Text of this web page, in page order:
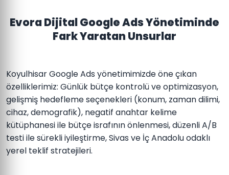
Evora Dijital Google Ads Yönetiminde
Fark Yaratan Unsurlar
Koyulhisar Google Ads yönetimimizde öne çıkan
özelliklerimiz: Günlük bütçe kontrolü ve optimizasyon,
gelişmiş hedefleme seçenekleri (konum, zaman dilimi,
cihaz, demografik), negatif anahtar kelime
kütüphanesi ile bütçe israfının önlenmesi, düzenli A/B
testi ile sürekli iyileştirme, Sivas ve İç Anadolu odaklı
yerel teklif stratejileri.